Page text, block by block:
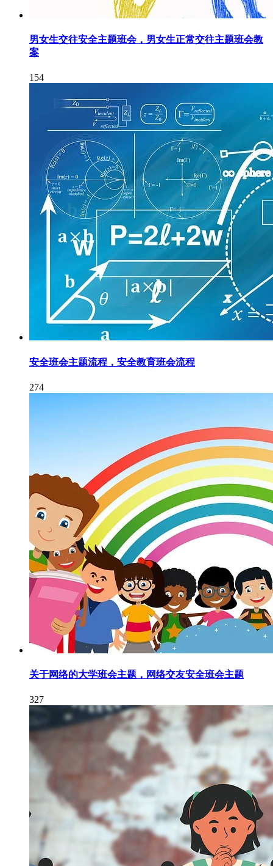
男女生交往安全主题班会，男女生正常交往主题班会教
案
154
安全班会主题流程，安全教育班会流程
274
关于网络的大学班会主题，网络交友安全班会主题
327